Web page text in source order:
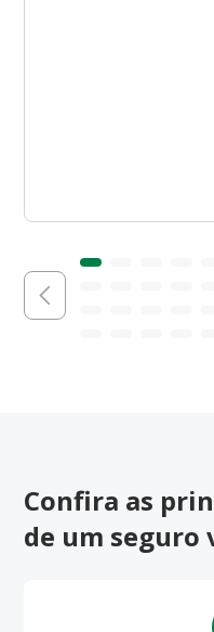
Confira as
de um seguro